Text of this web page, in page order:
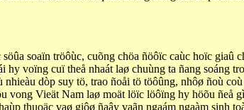
soaïn tröôùc, cuõng chöa ñöôïc caùc hoïc giaû
voïng cuï theå nhaát laø chuùng ta ñang soáng
dòp suy tö, trao ñoåi tö töôûng, nhôø ñoù
vong Vieät Nam laø moät löïc löôïng hy höõu
thuoäc vaø giôø ñaây vaãn ngaám ngaàm sinh